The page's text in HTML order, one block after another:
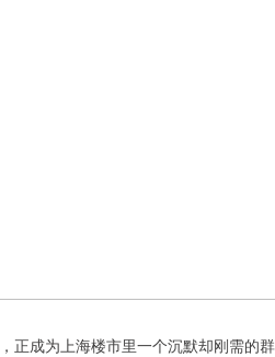
正成为上海楼市里一个沉默却刚需的